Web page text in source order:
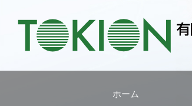
ホーム